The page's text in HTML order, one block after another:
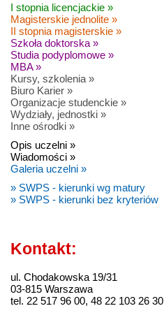
I stopnia licencjackie »
Magisterskie jednolite »
II stopnia magisterskie »
Szkoła doktorska »
Studia podyplomowe »
MBA »
Kursy, szkolenia »
Biuro Karier »
Organizacje studenckie »
Wydziały, jednostki »
Inne ośrodki »
Opis uczelni »
Wiadomości »
Galeria uczelni »
» SWPS - kierunki wg matury
» SWPS - kierunki bez kryteriów
Kontakt:
ul. Chodakowska 19/31
03-815 Warszawa
tel. 22 517 96 00, 48 22 103 26 30